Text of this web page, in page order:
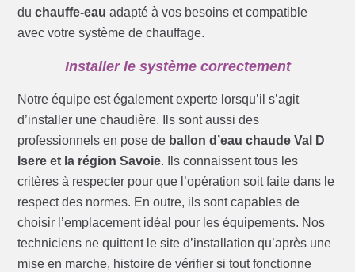
duchauffe-eau adapté à vos besoins et compatible
avec votre système de chauffage.
Installer le système correctement
Notre équipe est également experte lorsqu’il s’agit
d’installer une chaudière. Ils sont aussi des
professionnels en pose de ballon d’eau chaude Val D
Isere et la région Savoie. Ils connaissent tous les
critères à respecter pour que l’opération soit faite dans le
respect des normes. En outre, ils sont capables de
choisir l’emplacement idéal pour les équipements. Nos
techniciens ne quittent le site d’installation qu’après une
mise en marche, histoire de vérifier si tout fonctionne